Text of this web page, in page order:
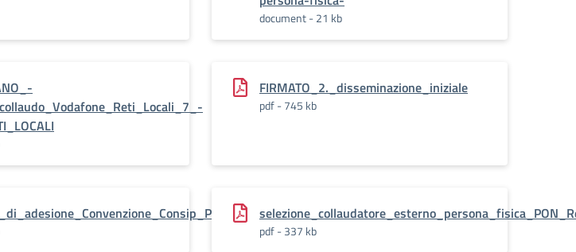
document - 21 kb
FIRMATO_2._disseminazione_iniziale
pdf - 745 kb
pdf - 337 kb